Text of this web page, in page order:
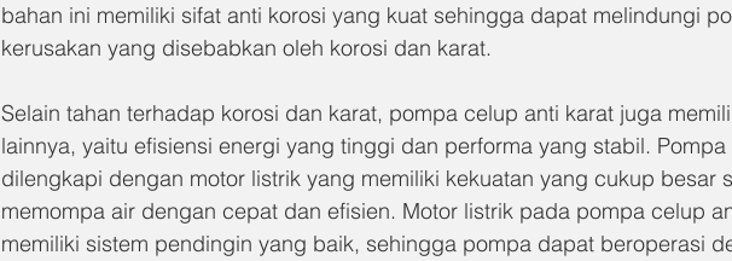
bahan ini memiliki sifat anti korosi yang kuat sehingga dapat melindungi
kerusakan yang disebabkan oleh korosi dan karat.
Selain tahan terhadap korosi dan karat, pompa celup anti karat juga
lainnya, yaitu efisiensi energi yang tinggi dan performa yang stabil.
dilengkapi dengan motor listrik yang memiliki kekuatan yang cukup besar
memompa air dengan cepat dan efisien. Motor listrik pada pompa celup
memiliki sistem pendingin yang baik, sehingga pompa dapat beroperasi